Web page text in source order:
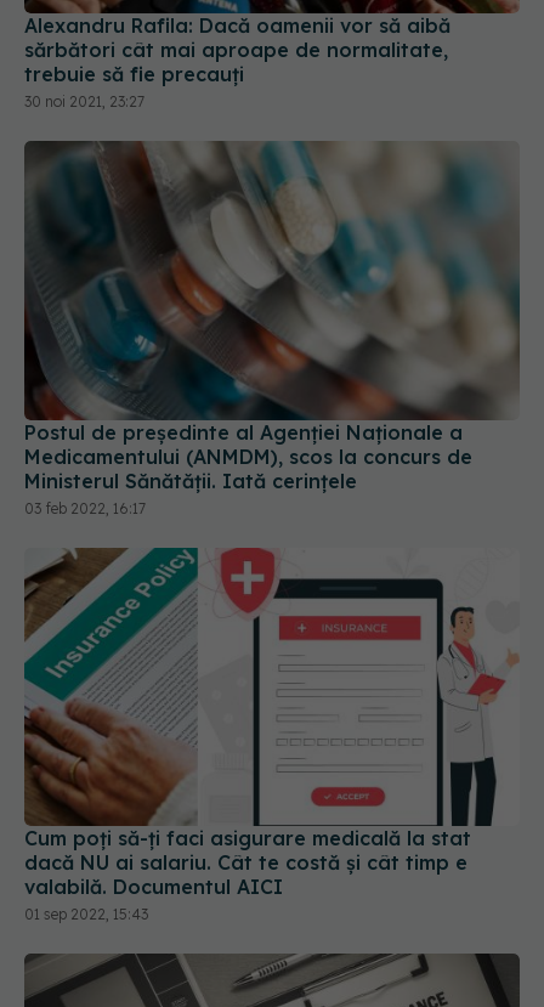
Alexandru Rafila: Dacă oamenii vor să aibă
sărbători cât mai aproape de normalitate,
trebuie să fie precauți
30 noi 2021, 23:27
Postul de președinte al Agenției Naționale a
Medicamentului (ANMDM), scos la concurs de
Ministerul Sănătății. Iată cerințele
03 feb 2022, 16:17
Cum poți să-ți faci asigurare medicală la stat
dacă NU ai salariu. Cât te costă și cât timp e
valabilă. Documentul AICI
01 sep 2022, 15:43